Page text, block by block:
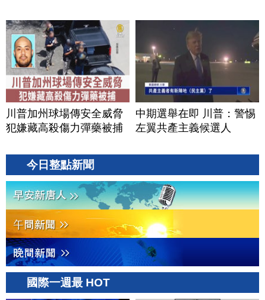
川普加州球場傳安全威脅
犯嫌藏高殺傷力彈藥被捕
中期選舉在即 川普：警惕
左翼共產主義候選人
今日整點新聞
國際一週最 HOT